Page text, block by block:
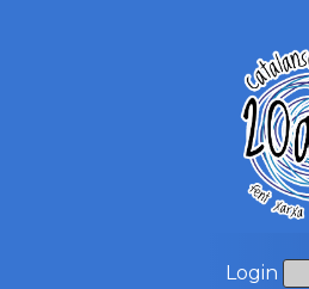
Login